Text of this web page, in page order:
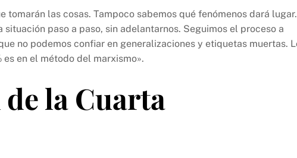
tomarán las cosas. Tampoco sabemos qué fenómenos dará lugar.
paso a paso, sin adelantarnos. Seguimos el proceso a
no podemos confiar en generalizaciones y etiquetas muertas.
en el método del marxismo».
la Cuarta